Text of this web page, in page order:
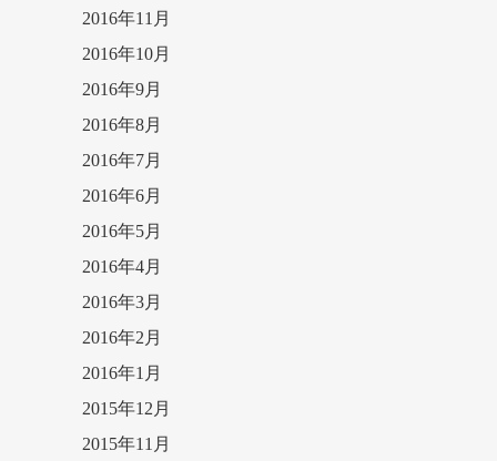
2016年11月
2016年10月
2016年9月
2016年8月
2016年7月
2016年6月
2016年5月
2016年4月
2016年3月
2016年2月
2016年1月
2015年12月
2015年11月